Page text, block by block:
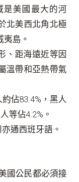
是美國最大的河
北美西北角北極
島。
、距海遠近等因
溫帶和亞熱帶氣
約佔83.4% ，黑人
等佔4.2% 。
通西班牙語。
國公民都必須接